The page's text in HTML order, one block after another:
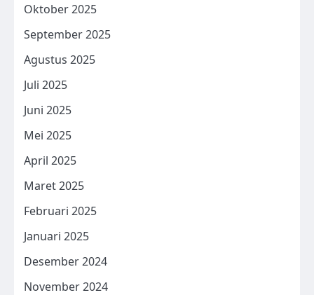
Oktober 2025
September 2025
Agustus 2025
Juli 2025
Juni 2025
Mei 2025
April 2025
Maret 2025
Februari 2025
Januari 2025
Desember 2024
November 2024